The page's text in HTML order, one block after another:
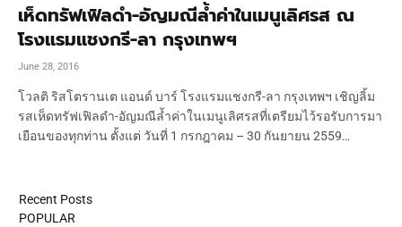
เห็ดทรัฟเฟิลดำ-อัญมณีล้ำค่าในเมนูเลิศรส ณ
โรงแรมแชงกรี-ลา กรุงเทพฯ
June 28, 2016
โวลติ ริสโตรานเต แอนด์ บาร์ โรงแรมแชงกรี-ลา กรุงเทพฯ เชิญลิ้ม
รสเห็ดทรัฟเฟิลดำ-อัญมณีล้ำค่าในเมนูเลิศรสที่เตรียมไว้รอรับการมา
เยือนของทุกท่าน ตั้งแต่ วันที่ 1 กรกฎาคม – 30 กันยายน 2559…
Recent Posts
POPULAR